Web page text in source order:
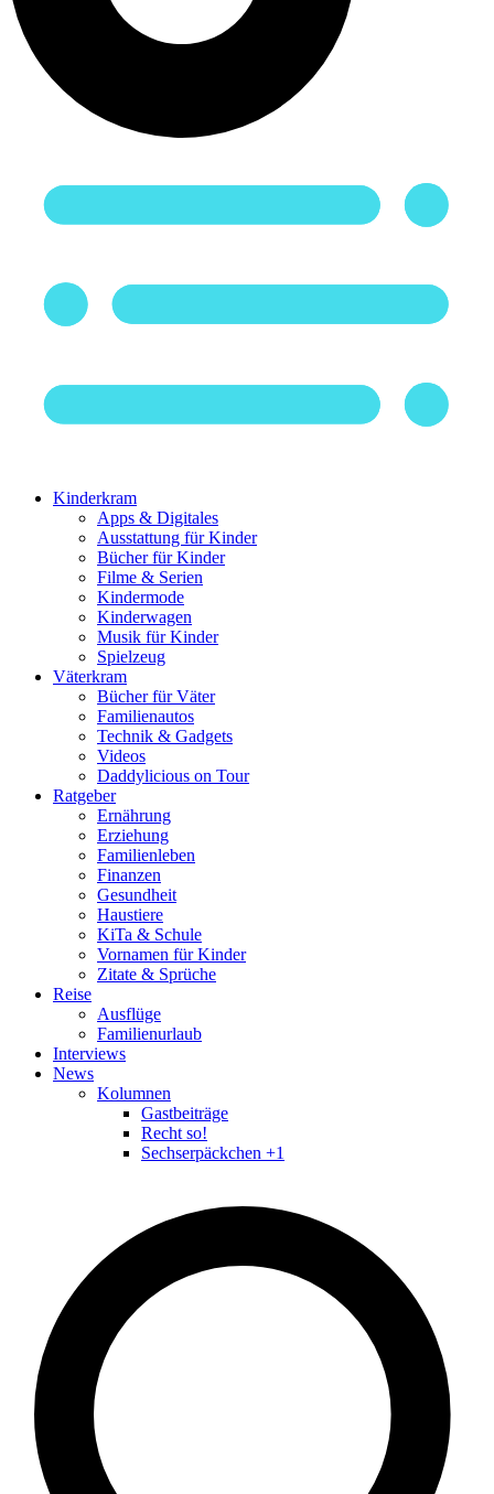
Kinderkram
Apps & Digitales
Ausstattung für Kinder
Bücher für Kinder
Filme & Serien
Kindermode
Kinderwagen
Musik für Kinder
Spielzeug
Väterkram
Bücher für Väter
Familienautos
Technik & Gadgets
Videos
Daddylicious on Tour
Ratgeber
Ernährung
Erziehung
Familienleben
Finanzen
Gesundheit
Haustiere
KiTa & Schule
Vornamen für Kinder
Zitate & Sprüche
Reise
Ausflüge
Familienurlaub
Interviews
News
Kolumnen
Gastbeiträge
Recht so!
Sechserpäckchen +1